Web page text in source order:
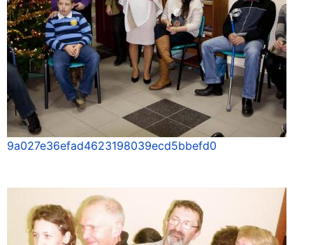
9a027e36efad4623198039ecd5bbefd0